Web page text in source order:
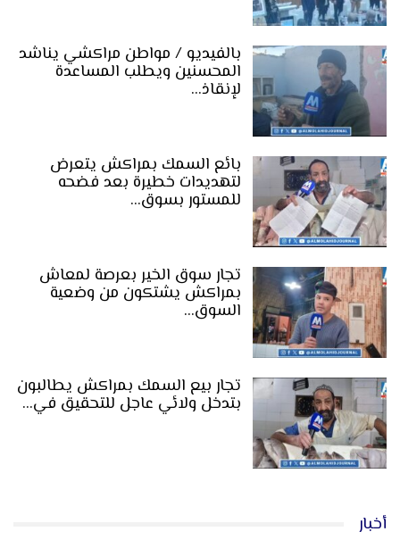
بالفيديو / مواطن مراكشي يناشد
المحسنين ويطلب المساعدة
لإنقاذ…
بائع السمك بمراكش يتعرض
لتهديدات خطيرة بعد فضحه
للمستور بسوق…
تجار سوق الخير بعرصة لمعاش
بمراكش يشتكون من وضعية
السوق…
تجار بيع السمك بمراكش يطالبون
بتدخل ولائي عاجل للتحقيق في…
أخبار